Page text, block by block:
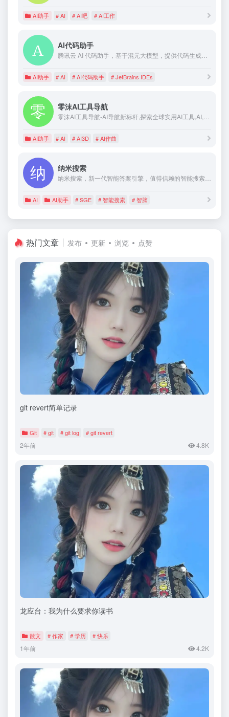
AI助手 # AI # AI吧 # AI工作
AI代码助手
腾讯云 AI 代码助手，基于混元大模型，提供代码生成和研发问答能力，助力研发效率提升
AI助手 # AI # AI代码助手 # JetBrains IDEs
零沫AI工具导航
零沫AI工具导航-AI导航新标杆,探索全球实用AI工具,AI,AI工具导航,ai工具大全,AI工具箱,AI工具,AI导航,ChatGPT,AI搜索,AI写作,AI绘画,AI作曲,AI视频,AI剪辑,AI动画,AI3D,AI聊天机器人,AI生命科学,AI游戏,文转音,音转文,文生图,文生视,生成式AI,人工智能生成内容
AI助手 # AI # AI3D # AI作曲
纳米搜索
纳米搜索，新一代智能答案引擎，值得信赖的智能搜索伙伴，为复杂搜索提供专业支持，解锁更相关、更全面的答案。AI对用户提问进行精准语义分析，并通过追问获取更多有价值信息，将问题拆分为多组关键词后再进行搜索引擎检索，深度阅读网页内容，最终呈现逻辑清晰、准确无误的答案。
AI AI助手 # SGE # 智能搜索 # 智脑
热门文章 发布 更新 浏览 点赞
git revert简单记录
Git # git # git log # git revert
2年前 4.8K
龙应台：我为什么要求你读书
散文 # 作家 # 学历 # 快乐
1年前 4.2K